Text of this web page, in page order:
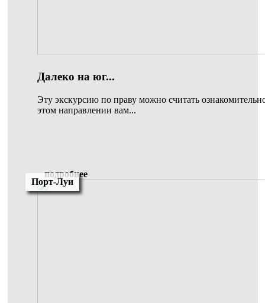
Далеко на юг...
Эту экскурсию по праву можно считать
этом направлении вам...
подробнее
Порт-Луи